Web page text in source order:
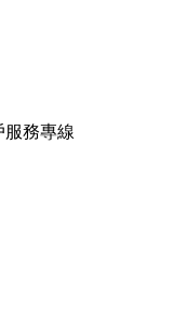
服務專線